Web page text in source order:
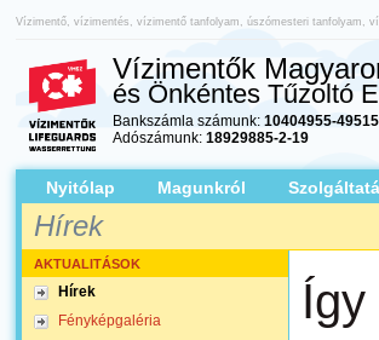
Vízimentő, vízimentés, vízimentő tanfolyam, úszómesteri tanfolyam,
Vízimentők
és Önkéntes Tűzoltó
Bankszámla számunk: 10404955-
Adószámunk: 18929885-2-19
Nyitólap Magunkról
Hírek
AKTUALITÁSOK
Hírek
Fényképgaléria